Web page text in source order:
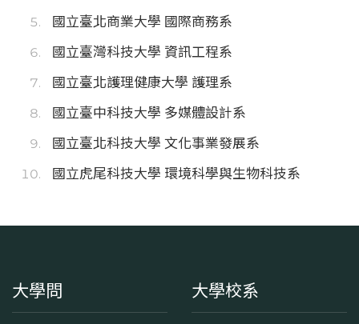
國立臺北商業大學 國際商務系
國立臺灣科技大學 資訊工程系
國立臺北護理健康大學 護理系
國立臺中科技大學 多媒體設計系
國立臺北科技大學 文化事業發展系
國立虎尾科技大學 環境科學與生物科技系
大學問 大學校系